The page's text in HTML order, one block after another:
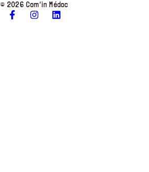
© 2026 Com’in Médoc